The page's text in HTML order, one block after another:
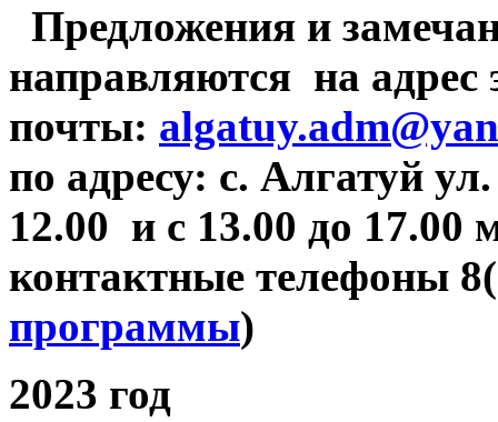
Предложения и
направляются на адрес
почты:
по адресу: c. Алгатуй
12.00 и с 13.00 до 17.00
контактные телефоны
программы)
2023 год